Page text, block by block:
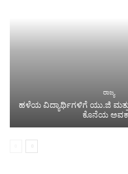
ರಾಜ್ಯ
ಹಳೆಯ ವಿದ್ಯಾರ್ಥಿಗಳಿಗೆ ಯು.ಜಿ
ಕೊನೆಯ